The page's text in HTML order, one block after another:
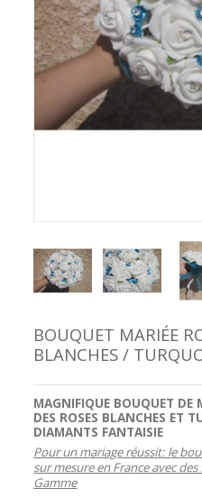
BOUQUET MARIÉE
BLANCHES /
MAGNIFIQUE BOUQUET DE
DES ROSES BLANCHES ET
DIAMANTS FANTAISIE
Pour un mariage réussit: le
sur mesure en France avec
Gamme